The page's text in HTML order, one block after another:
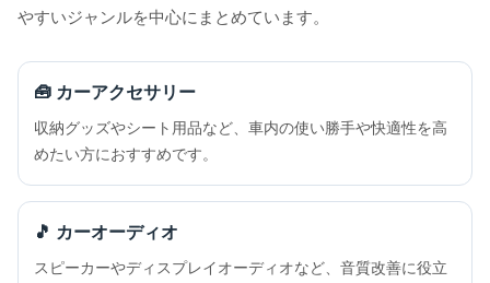
やすいジャンルを中心にまとめています。
🧰 カーアクセサリー
収納グッズやシート用品など、車内の使い勝手や快適性を高
めたい方におすすめです。
🎵 カーオーディオ
スピーカーやディスプレイオーディオなど、音質改善に役立